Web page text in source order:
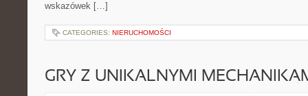
wskazówek […]
CATEGORIES: NIERUCHOMOŚCI
GRY Z UNIKALNYMI